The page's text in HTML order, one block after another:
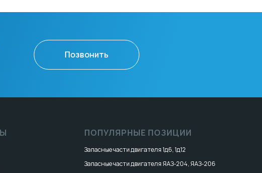
Позвонить
ПОПУЛЯРНЫЕ ПОЗИЦИИ
Запасные части двигателя 1д6, 1д12
Запасные части двигателя ЯАЗ-204, ЯАЗ-206